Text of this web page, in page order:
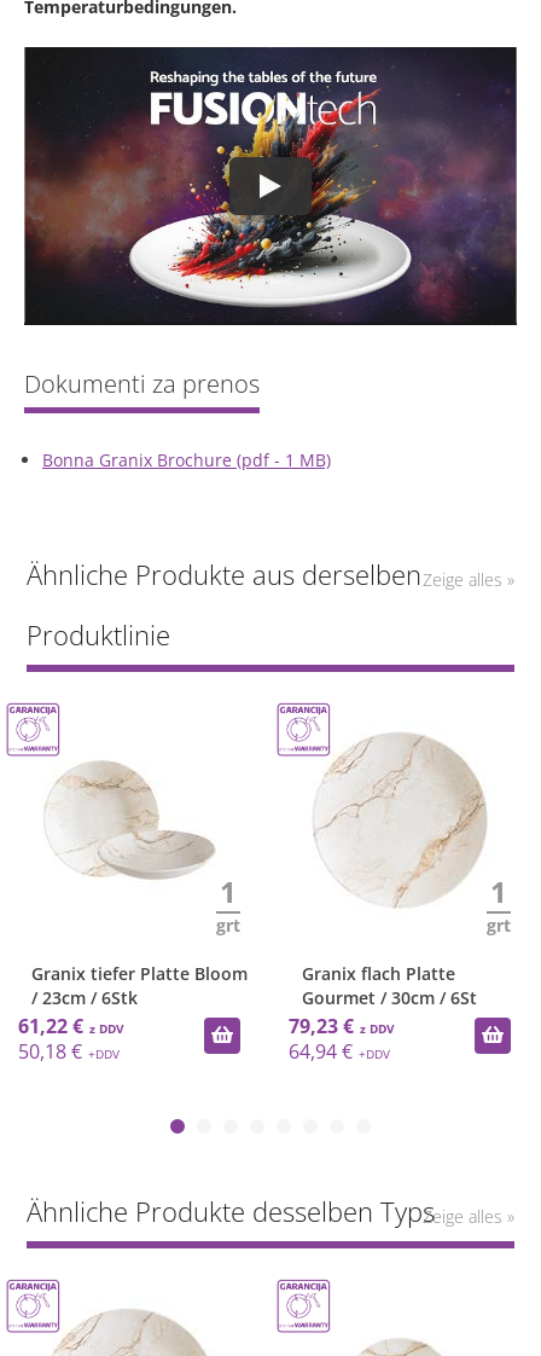
Temperaturbedingungen.
Bonna Granix Brochure (pdf - 1 MB)
Ähnliche Produkte aus derselben
Produktlinie
Zeige alles »
1
grt
Granix tiefer Platte Bloom
/ 23cm / 6Stk
61,22 €
50,18 €
1
grt
Granix flach Platte
Gourmet / 30cm / 6St
79,23 €
64,94 €
Ähnliche Produkte desselben TypsZeige alles »